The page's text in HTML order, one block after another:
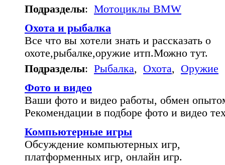
Подразделы: Мотоциклы BMW
Охота и рыбалка
Все что вы хотели знать и рассказать о
охоте,рыбалке,оружие итп.Можно тут.
Подразделы: Рыбалка, Охота,
Оружие
Фото и видео
Ваши фото и видео работы, обмен
Рекомендации в подборе фото и видео
Компьютерные игры
Обсуждение компьютерных игр,
платформенных игр, онлайн игр.